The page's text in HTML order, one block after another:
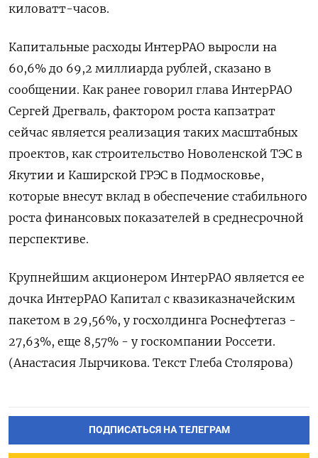
киловатт-часов.
Капитальные расходы ИнтерРАО выросли на
60,6% до 69,2 миллиарда рублей, сказано в
сообщении. Как ранее говорил глава ИнтерРАО
Сергей Дрегваль, фактором роста капзатрат
сейчас является реализация таких масштабных
проектов, как строительство Новоленской ТЭС в
Якутии и Каширской ГРЭС в Подмосковье,
которые внесут вклад в обеспечение стабильного
роста финансовых показателей в среднесрочной
перспективе.
Крупнейшим акционером ИнтерРАО является ее
дочка ИнтерРАО Капитал с квазиказначейским
пакетом в 29,56%, у госхолдинга Роснефтегаз -
27,63%, еще 8,57% - у госкомпании Россети.
(Анастасия Лырчикова. Текст Глеба Столярова)
ПОДПИСАТЬСЯ НА ТЕЛЕГРАМ